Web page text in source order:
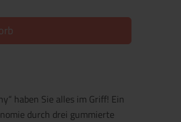
haben Sie alles im Griff! Ein
durch drei gummierte